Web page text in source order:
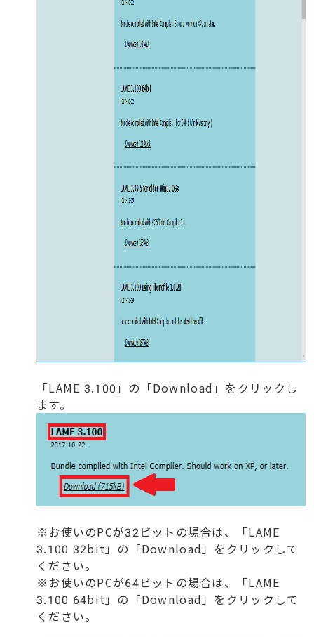
「LAME 3.100」の「Download」をクリックし
ます。
※お使いのPCが32ビットの場合は、「LAME
3.100 32bit」の「Download」をクリックして
ください。
※お使いのPCが64ビットの場合は、「LAME
3.100 64bit」の「Download」をクリックして
ください。